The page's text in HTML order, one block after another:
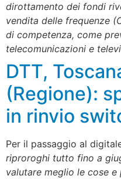
dirottamento dei fondi
vendita delle frequenze
di competenza, come
telecomunicazioni e
DTT,
(Regione):
in rinvio
Per il passaggio al
riproroghi tutto fino a
valutare meglio le cose